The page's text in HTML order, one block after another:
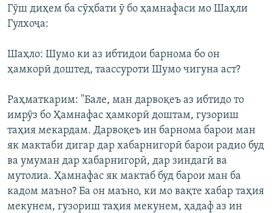
Гӯш диҳем ба сӯҳбати ӯ бо ҳамнафаси мо Шаҳли
Гулхоҷа:
Шаҳло: Шумо ки аз ибтидои барнома бо он
ҳамкорӣ доштед, таассуроти Шумо чигуна аст?
Раҳматкарим: "Бале, ман дарвоқеъ аз ибтидо то
имрӯз бо Ҳамнафас ҳамкорӣ доштам, гузориш
таҳия мекардам. Дарвоқеъ ин барнома барои ман
як мактаби дигар дар хабарнигорӣ барои радио буд
ва умуман дар хабарнигорӣ, дар зиндагӣ ва
мутолиа. Ҳамнафас як мактаб буд барои ман ба
кадом маъно? Ба он маъно, ки мо вақте хабар таҳия
мекунем, гузориш таҳия мекунем, ҳадаф аз ин